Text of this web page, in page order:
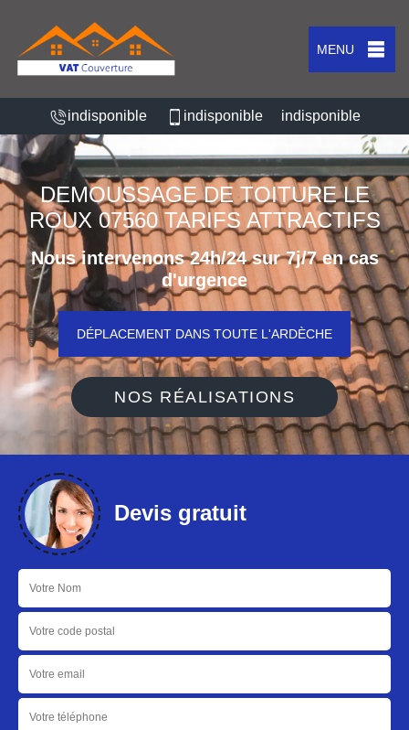
MENU
indisponible indisponible indisponible
DEMOUSSAGE DE TOITURE LE
ROUX 07560 TARIFS ATTRACTIFS
Nous intervenons 24h/24 sur 7j/7 en cas
d'urgence
DÉPLACEMENT DANS TOUTE L'ARDÈCHE
NOS RÉALISATIONS
Devis gratuit